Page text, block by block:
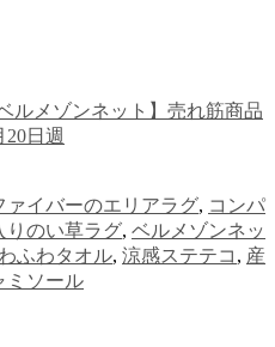
ベルメゾンネット】売れ筋商品
日週
ァイバーのエリアラグ, コンパ
りのい草ラグ, ベルメゾンネッ
ふわタオル, 涼感ステテコ , 産
ミソール